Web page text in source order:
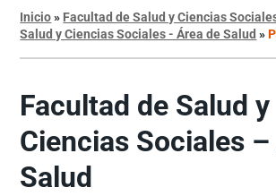
Inicio» Facultad de Salud y Ciencias
Salud y Ciencias Sociales - Área de Salud »
Facultad de Salud y
Ciencias Sociales
Salud